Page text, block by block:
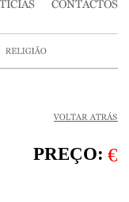
PREÇO: €